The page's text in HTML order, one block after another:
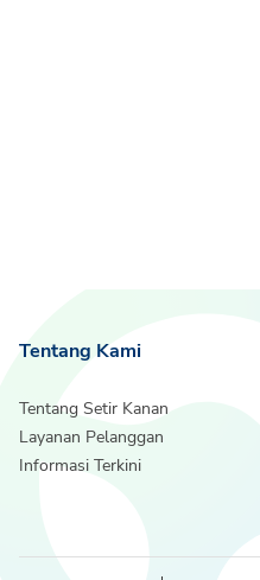
Tentang Kami
Tentang Setir Kanan
Layanan Pelanggan
Informasi Terkini